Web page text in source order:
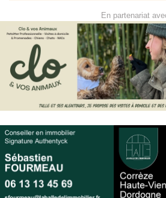
En partenariat